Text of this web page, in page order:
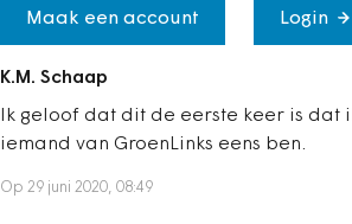
Maak een account Login
K.M. Schaap
Ik geloof dat dit de eerste keer is dat
iemand van GroenLinks eens ben.
Op 29 juni 2020, 08:49